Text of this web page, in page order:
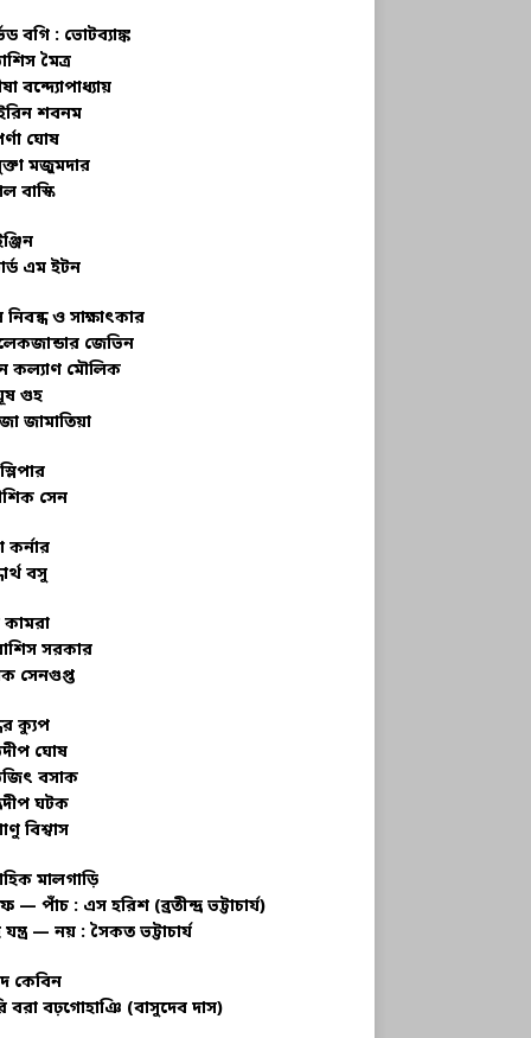
বগি : ভোটব্যাঙ্ক
মৈত্র
বন্দ্যোপাধ্যায়
শবনম
ঘোষ
মজুমদার
বাস্কি
এম ইটন
নিবন্ধ ও সাক্ষাৎকার
জেভিন
কল্যাণ মৌলিক
গুহ
জামাতিয়া
সেন
কর্নার
বসু
কামরা
সরকার
সেনগুপ্ত
ক্যুপ
ঘোষ
বসাক
ঘটক
বিশ্বাস
মালগাড়ি
— পাঁচ : এস হরিশ (ব্রতীন্দ্র ভট্টাচার্য)
যন্ত্র — নয় : সৈকত ভট্টাচার্য
কেবিন
বরা বঢ়গোহাঞি (বাসুদেব দাস)